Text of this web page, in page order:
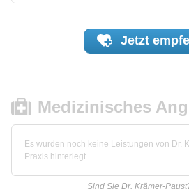
Jetzt
Medizinisches
Es wurden noch keine Leistungen von Dr.
Praxis hinterlegt.
Sind Sie Dr. Krämer-